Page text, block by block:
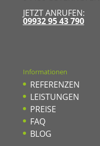
JETZT ANRUFEN:
09932 95 43 790
Informationen
REFERENZEN
LEISTUNGEN
PREISE
FAQ
BLOG